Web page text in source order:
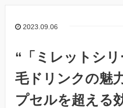
2023.09.06
“「ミレットシ
毛ドリンクの魅
プセルを超える